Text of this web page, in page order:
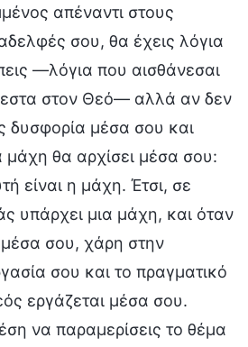
απέναντι στους
σου, θα έχεις λόγια
—λόγια που αισθάνεσαι
στον Θεό— αλλά αν δεν
δυσφορία μέσα σου και
μάχη θα αρχίσει μέσα σου:
είναι η μάχη. Έτσι, σε
υπάρχει μια μάχη, και όταν
σου, χάρη στην
σου και το πραγματικό
εργάζεται μέσα σου.
να παραμερίσεις το θέμα